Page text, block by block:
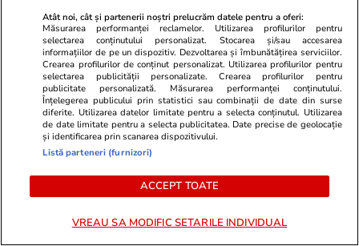
Cine este alpinista care a murit
în Munții Bucegi, după o cădere
în gol de 10 metri: Antonia era
medic stomatolog și avea doar
36 de ani
Știri România
ÎPS Antonie a fost întronizat ca
Mitropolit al Basarabiei. Darul
Atât noi, cât și partenerii noștri prelucrăm datele pentru a oferi:
Măsurarea performanței reclamelor. Utilizarea profilurilor pentru
selectarea conținutului personalizat. Stocarea și/sau accesarea
informațiilor de pe un dispozitiv. Dezvoltarea și îmbunătățirea serviciilor.
Crearea profilurilor de conținut personalizat. Utilizarea profilurilor pentru
selectarea publicității personalizate. Crearea profilurilor pentru
publicitate personalizată. Măsurarea performanței conținutului.
Înțelegerea publicului prin statistici sau combinații de date din surse
diferite. Utilizarea datelor limitate pentru a selecta conținutul. Utilizarea
de date limitate pentru a selecta publicitatea. Date precise de geolocație
și identificarea prin scanarea dispozitivului.
Listă parteneri (furnizori)
ACCEPT TOATE
VREAU SA MODIFIC SETARILE INDIVIDUAL